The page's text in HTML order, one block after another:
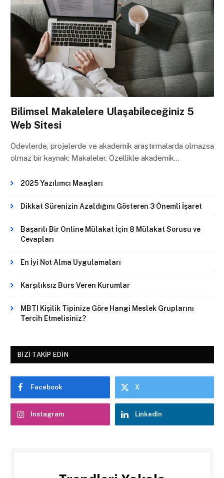
Bilimsel Makalelere Ulaşabileceğiniz 5
Web Sitesi
Ödevlerde, projelerde ve akademik araştırmalarda olmazsa
olmaz bir kaynak: Makaleler. Özellikle akademik…
2025 Yazılımcı Maaşları
Dikkat Sürenizin Azaldığını Gösteren 3 Önemli İşaret
Başarılı Bir Online Mülakat İçin 8 Mülakat Sorusu ve
Cevapları
En İyi Not Alma Uygulamaları
Karşılıksız Burs Veren Kurumlar
MBTI Kişilik Tipinize Göre Hangi Meslek Gruplarını
Tercih Etmelisiniz?
BIZI TAKIP EDIN
Facebook X
Instagram LinkedIn